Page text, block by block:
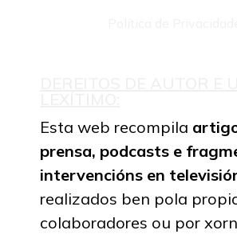
Esta web recompila
prensa, podcasts e
intervencións en
realizados ben pola
colaboradores ou por